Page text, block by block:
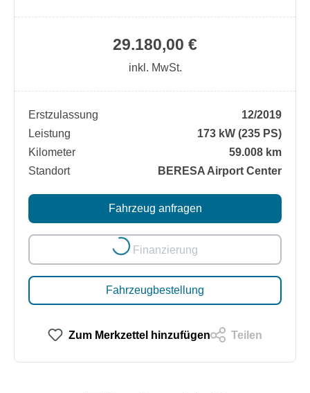
29.180,00 €
inkl. MwSt.
Erstzulassung
12/2019
Leistung
173 kW (235 PS)
Kilometer
59.008 km
Standort
BERESA Airport Center
Fahrzeug anfragen
Loading... Finanzierung
Fahrzeugbestellung
Zum Merkzettel hinzufügen Teilen